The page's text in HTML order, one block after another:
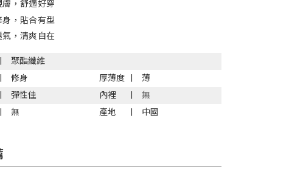
膚，舒適好穿
身，貼合有型
氣，清爽自在
聚酯纖維
修身 厚薄度
薄
彈性佳 內裡
無
無 產地 中國